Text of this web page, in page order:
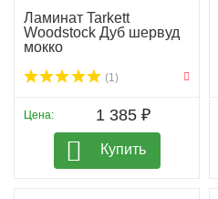
Ламинат Tarkett
Woodstock Дуб шервуд
мокко
(1)
Цена: 1 385 ₽
Купить